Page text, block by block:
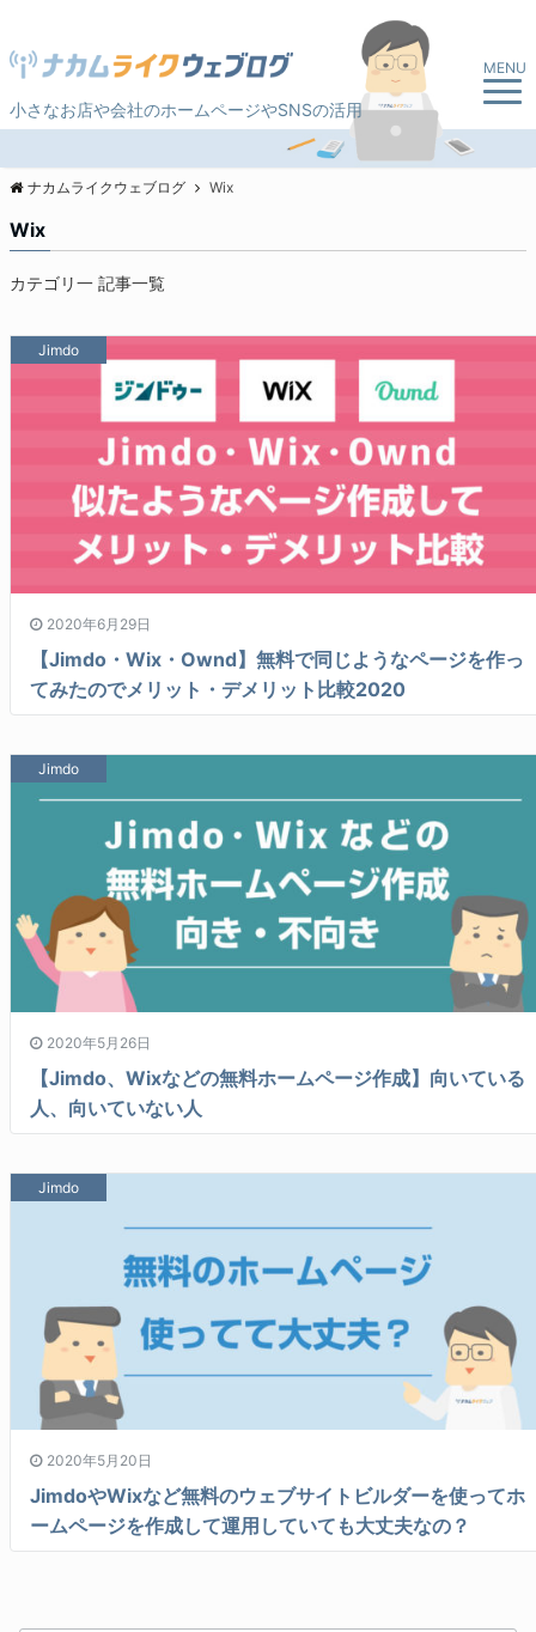
小さなお店や会社のホームページやSNSの活用
MENU
ナカムライクウェブログ Wix
Wix
カテゴリ一 記事一覧
Jimdo
2020年6月29日
【Jimdo・Wix・Ownd】無料で同じようなページを作っ
てみたのでメリット・デメリット比較2020
Jimdo
2020年5月26日
【Jimdo、Wixなどの無料ホームページ作成】向いている
人、向いていない人
Jimdo
2020年5月20日
JimdoやWixなど無料のウェブサイトビルダーを使ってホ
ームページを作成して運用していても大丈夫なの？